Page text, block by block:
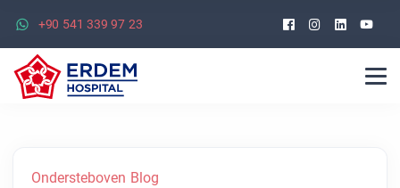
+90 541 339 97 23 Facebook
Ondersteboven Blog